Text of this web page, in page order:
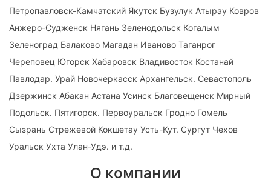
Петропавловск-Камчатский Якутск Бузулук Атырау Ковров
Анжеро-Судженск Нягань Зеленодольск Когалым
Зеленоград Балаково Магадан Иваново Таганрог
Череповец Югорск Хабаровск Владивосток Костанай
Павлодар. Урай Новочеркасск Архангельск. Севастополь
Дзержинск Абакан Астана Усинск Благовещенск Мирный
Подольск. Пятигорск. Первоуральск Гродно Гомель
Сызрань Стрежевой Кокшетау Усть-Кут. Сургут Чехов
Уральск Ухта Улан-Удэ. и т.д.
О компании